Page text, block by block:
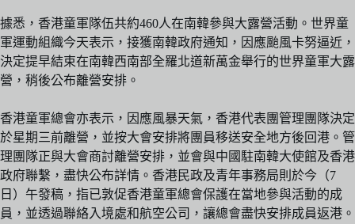
據悉，香港童軍隊伍共約460人在南韓參與大露營活動。世界童
軍運動組織今天表示，接獲南韓政府通知，因應颱風卡努逼近，
決定提早結束在南韓西南部全羅北道新萬金舉行的世界童軍大露
營，稍後公布離營安排。
香港童軍總會亦表示，因應風暴天氣，香港代表團管理團隊決定
於星期三前離營，並按大會安排將團員移送安全地方後回港。管
理團隊正與大會商討離營安排，並會與中國駐南韓大使館及香港
政府聯繫，盡快公布詳情。香港民政及青年事務局則於今（7
日）午發稿，指已敦促香港童軍總會保護在當地參與活動的成
員，並透過聯絡入境處和航空公司，讓總會盡快安排成員返港。